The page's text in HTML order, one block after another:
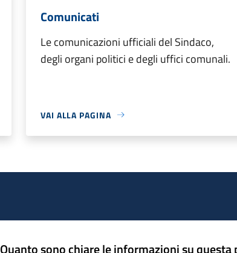
Comunicati
Le comunicazioni ufficiali del Sindaco,
degli organi politici e degli uffici comunali.
VAI ALLA PAGINA
Quanto sono chiare le informazioni su questa